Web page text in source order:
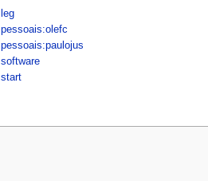
leg
pessoais:olefc
pessoais:paulojus
software
start